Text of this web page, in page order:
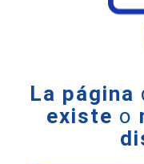
La página
existe o